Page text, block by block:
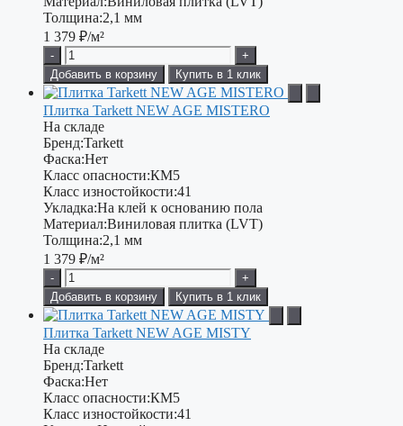
Толщина:2,1 мм
1 379 ₽/м²
-
+
Добавить в корзину
Купить в 1 клик
Плитка Tarkett NEW AGE MISTERO
На складе
Бренд:Tarkett
Фаска:Нет
Класс опасности:КМ5
Класс изностойкости:41
Укладка:На клей к основанию пола
Материал:Виниловая плитка (LVT)
Толщина:2,1 мм
1 379 ₽/м²
-
+
Добавить в корзину
Купить в 1 клик
Плитка Tarkett NEW AGE MISTY
На складе
Бренд:Tarkett
Фаска:Нет
Класс опасности:КМ5
Класс изностойкости:41